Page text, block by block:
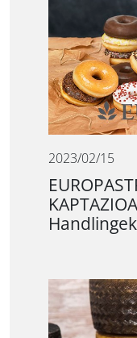
2023/02/15
Handlingek